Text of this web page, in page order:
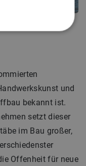
und
bekannt ist.
setzt dieser
im Bau großer,
Offenheit für neue